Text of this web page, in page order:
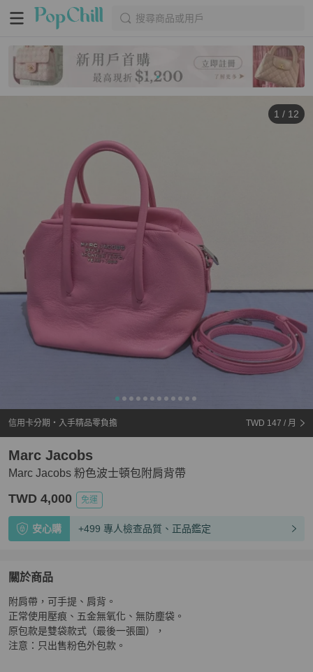
搜尋商品或用戶
1 / 12
信用卡分期・入手精品零負擔 TWD 147 / 月
Marc Jacobs 粉色波士頓包附肩背帶
Marc Jacobs
TWD 4,000 免運
安心購 +499 專人檢查品質、正品鑑定
關於商品
關於Marc Jacobs 粉色波士頓包附肩背帶
附肩帶，可手提、肩背。
正常使用壓痕、五金無氧化、無防塵袋。
原包款是雙袋款式（最後一張圖），
注意：只出售粉色外包款。